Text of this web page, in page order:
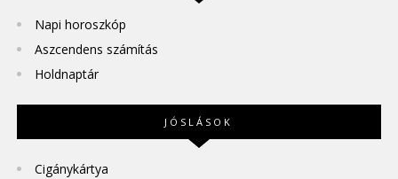
Napi horoszkóp
Aszcendens számítás
Holdnaptár
JÓSLÁSOK
Cigánykártya